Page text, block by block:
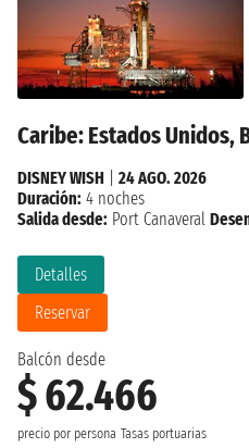
Caribe: Estados Unidos,
Balcón desde
$ 62.466
precio por persona Tasas portuarias
Detalles
Reservar
DISNEY WISH
24 AGO. 2026
Duración: 4 noches
Salida desde: Port Canaveral